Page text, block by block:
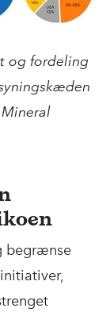
og fordeling
Mineral
begrænse